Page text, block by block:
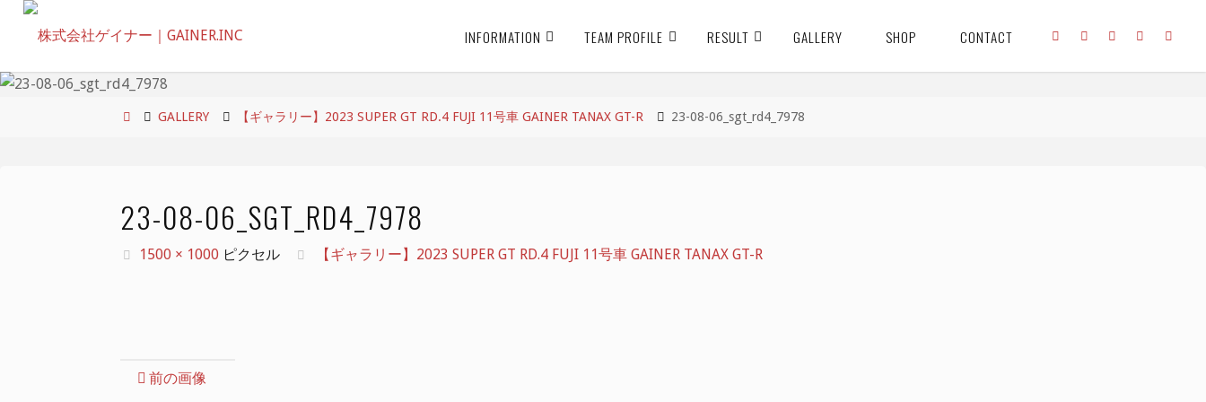
ン
INFORMATION TEAM PROFILE RESULT GALLERY SHOP CONTACT
ホ
GALLERY 【ギャラリー】2023 SUPER GT RD.4 FUJI 11号車 GAINER TANAX GT-R 23-08-06_sgt_rd4_7978
23-08-06_SGT_RD4_7978
フ
1500 × 1000 ピクセル 【ギャラリー】2023 SUPER GT RD.4 FUJI 11号車 GAINER TANAX GT-R
前の画像